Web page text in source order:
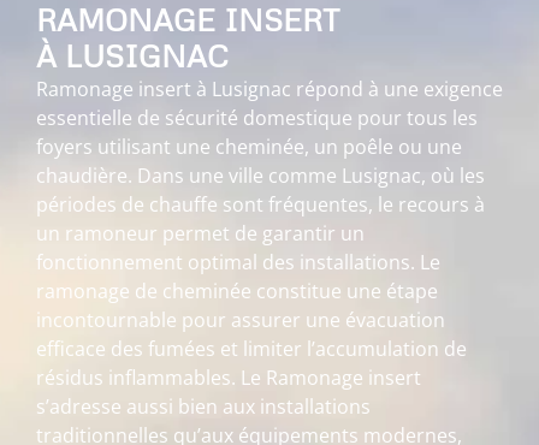
RAMONAGE INSERT
À LUSIGNAC
Ramonage insert à Lusignac répond à une exigence
essentielle de sécurité domestique pour tous les
foyers utilisant une cheminée, un poêle ou une
chaudière. Dans une ville comme Lusignac, où les
périodes de chauffe sont fréquentes, le recours à
un ramoneur permet de garantir un
fonctionnement optimal des installations. Le
ramonage de cheminée constitue une étape
incontournable pour assurer une évacuation
efficace des fumées et limiter l’accumulation de
résidus inflammables. Le Ramonage insert
s’adresse aussi bien aux installations
traditionnelles qu’aux équipements modernes,